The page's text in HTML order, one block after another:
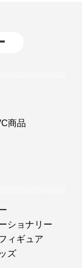
商品
ショナリー
ィギュア
ズ